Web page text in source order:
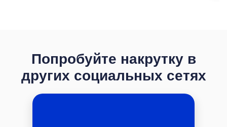
Попробуйте накрутку в
других социальных сетях